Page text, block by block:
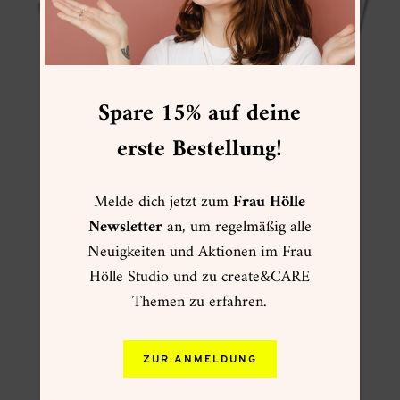
Modern Embroidery Guide
9,90€
Spare 15% auf deine
erste Bestellung!
Melde dich jetzt zumFrau Hölle
Newsletteran, um regelmäßig alle
Neuigkeiten und Aktionen im Frau
Hölle Studio und zu create&CARE
Themen zu erfahren.
ZUR ANMELDUNG